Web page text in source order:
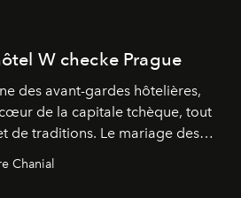
W checke Prague
des avant-gardes hôtelières,
de la capitale tchèque, tout
de traditions. Le mariage des
Chanial